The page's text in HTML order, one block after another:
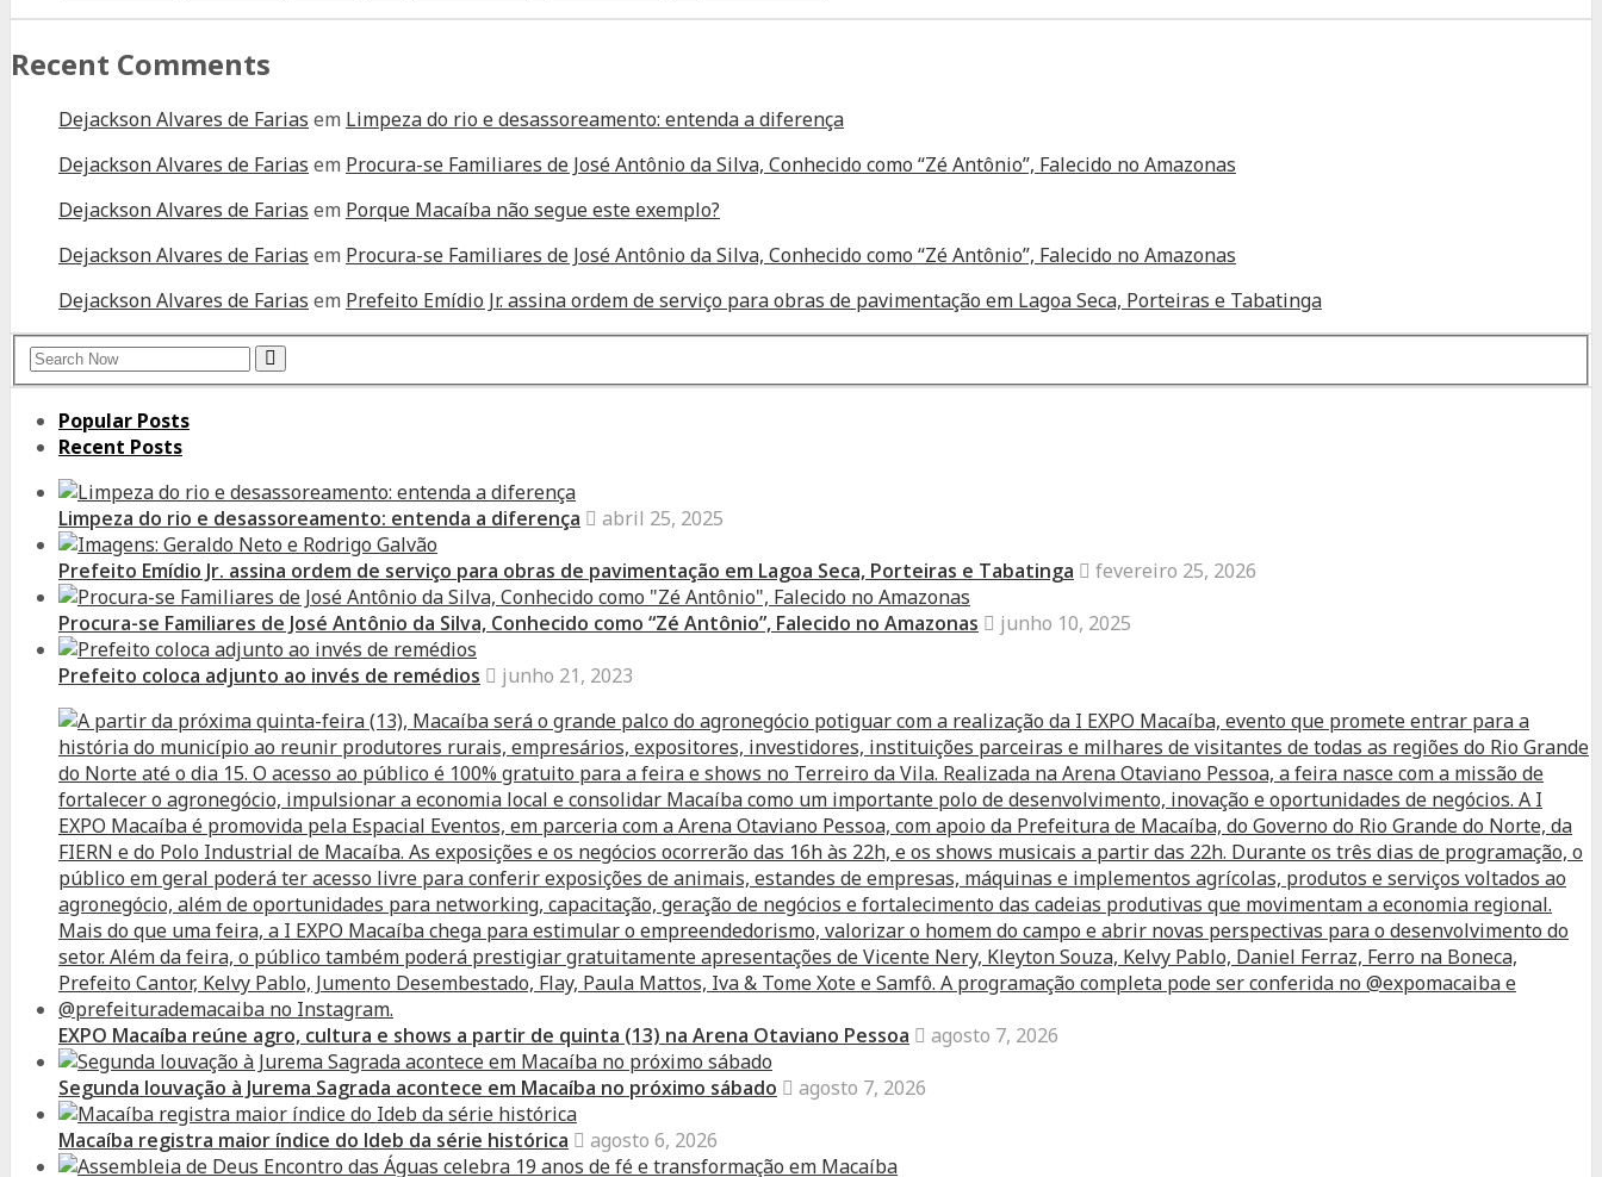
Recent Comments
Dejackson Alvares de Farias em Limpeza do rio e desassoreamento: entenda a diferença
Dejackson Alvares de Farias em Procura-se Familiares de José Antônio da Silva, Conhecido como “Zé Antônio”, Falecido no Amazonas
Dejackson Alvares de Farias em Porque Macaíba não segue este exemplo?
Dejackson Alvares de Farias em Procura-se Familiares de José Antônio da Silva, Conhecido como “Zé Antônio”, Falecido no Amazonas
Dejackson Alvares de Farias em Prefeito Emídio Jr. assina ordem de serviço para obras de pavimentação em Lagoa Seca, Porteiras e Tabatinga
Search
for:
Search
Popular Posts
Recent Posts
Limpeza do rio e desassoreamento: entenda a diferença
abril 25, 2025
Prefeito Emídio Jr. assina ordem de serviço para obras de pavimentação em Lagoa Seca, Porteiras e Tabatinga
fevereiro 25, 2026
Procura-se Familiares de José Antônio da Silva, Conhecido como “Zé Antônio”, Falecido no Amazonas
junho 10, 2025
Prefeito coloca adjunto ao invés de remédios
junho 21, 2023
EXPO Macaíba reúne agro, cultura e shows a partir de quinta (13) na Arena Otaviano Pessoa
agosto 7, 2026
Segunda louvação à Jurema Sagrada acontece em Macaíba no próximo sábado
agosto 7, 2026
Macaíba registra maior índice do Ideb da série histórica
agosto 6, 2026